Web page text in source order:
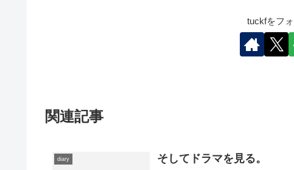
tuckfをフ
関連記事
diary そしてドラマを見る。